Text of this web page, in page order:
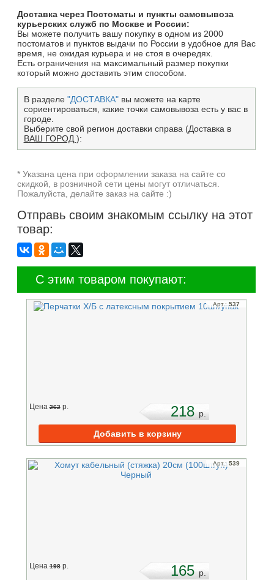
Доставка через Постоматы и пункты самовывоза
курьерских служб по Москве и России:
Вы можете получить вашу покупку в одном из 2000
постоматов и пунктов выдачи по России в удобное для Вас
время, не ожидая курьера и не стоя в очередях.
Есть ограничения на максимальный размер покупки
который можно доставить этим способом.
В разделе "ДОСТАВКА"вы можете на карте
сориентироваться, какие точки самовывоза есть у вас в
городе.
Выберите свой регион доставки справа (Доставка в
ВАШ ГОРОД ):
* Указана цена при оформлении заказа на сайте со
скидкой, в розничной сети цены могут отличаться.
Пожалуйста, делайте заказ на сайте :)
Отправь своим знакомым ссылку на этот
товар:
С этим товаром покупают:
Арт.:537
Цена 262 p. 218p.
Арт.: 539
Цена 198 p. 165p.